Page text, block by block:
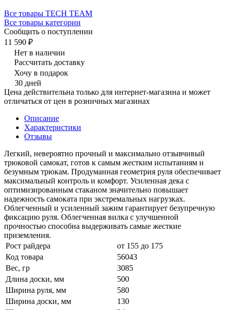
Все товары TECH TEAM
Все товары категории
Сообщить о поступлении
11 590 ₽
Нет в наличии
Рассчитать доставку
Хочу в подарок
30 дней
Цена действительна только для интернет-магазина и может
отличаться от цен в розничных магазинах
Описание
Характеристики
Отзывы
Легкий, невероятно прочный и максимально отзывчивый
трюковой самокат, готов к самым жестким испытаниям и
безумным трюкам. Продуманная геометрия руля обеспечивает
максимальный контроль и комфорт. Усиленная дека с
оптимизированным стаканом значительно повышает
надежность самоката при экстремальных нагрузках.
Облегченный и усиленный зажим гарантирует безупречную
фиксацию руля. Облегченная вилка с улучшенной
прочностью способна выдерживать самые жесткие
приземления.
Рост райдера
от 155 до 175
Код товара
56043
Вес, гр
3085
Длина доски, мм
500
Ширина руля, мм
580
Ширина доски, мм
130